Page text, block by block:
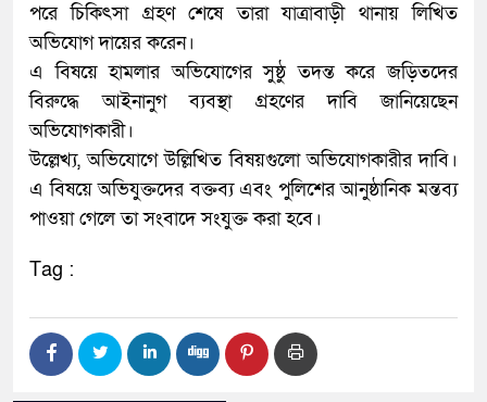
পরে চিকিৎসা গ্রহণ শেষে তারা যাত্রাবাড়ী থানায় লিখিত
অভিযোগ দায়ের করেন।
এ বিষয়ে হামলার অভিযোগের সুষ্ঠু তদন্ত করে জড়িতদের
বিরুদ্ধে আইনানুগ ব্যবস্থা গ্রহণের দাবি জানিয়েছেন
অভিযোগকারী।
উল্লেখ্য, অভিযোগে উল্লিখিত বিষয়গুলো অভিযোগকারীর দাবি।
এ বিষয়ে অভিযুক্তদের বক্তব্য এবং পুলিশের আনুষ্ঠানিক মন্তব্য
পাওয়া গেলে তা সংবাদে সংযুক্ত করা হবে।
Tag :